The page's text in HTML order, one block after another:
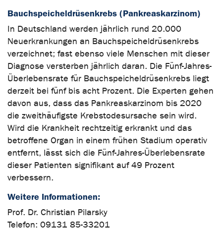
Bauchspeicheldrüsenkrebs (Pankreaskarzinom)
In Deutschland werden jährlich rund 20.000
Neuerkrankungen an Bauchspeicheldrüsenkrebs
verzeichnet; fast ebenso viele Menschen mit dieser
Diagnose versterben jährlich daran. Die Fünf-Jahres-
Überlebensrate für Bauchspeicheldrüsenkrebs liegt
derzeit bei fünf bis acht Prozent. Die Experten gehen
davon aus, dass das Pankreaskarzinom bis 2020
die zweithäufigste Krebstodesursache sein wird.
Wird die Krankheit rechtzeitig erkrankt und das
betroffene Organ in einem frühen Stadium operativ
entfernt, lässt sich die Fünf-Jahres-Überlebensrate
dieser Patienten signifikant auf 49 Prozent
verbessern.
Weitere Informationen:
Prof. Dr. Christian Pilarsky
Telefon: 09131 85-33201